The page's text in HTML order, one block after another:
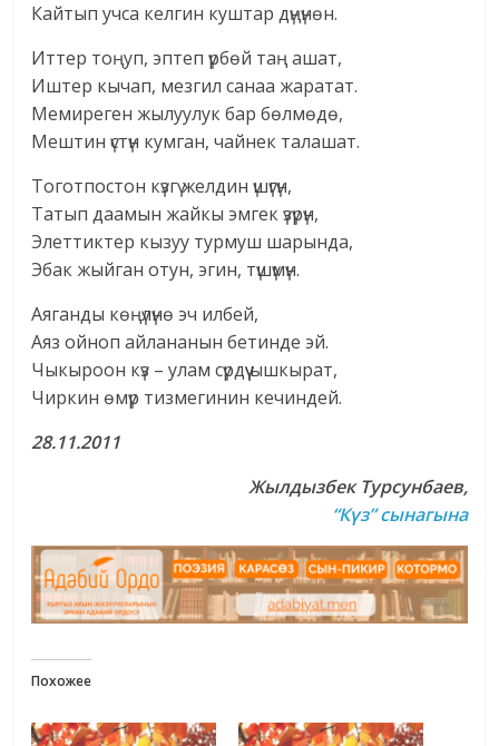
Кайтып учса келгин куштар дүңүнөн.
Иттер тоңуп, эптеп үрбөй таң ашат,
Иштер кычап, мезгил санаа жаратат.
Мемиреген жылуулук бар бөлмөдө,
Мештин үстүн кумган, чайнек талашат.
Тоготпостон күзгү желдин үшүгүн,
Татып даамын жайкы эмгек үзүрүн,
Элеттиктер кызуу турмуш шарында,
Эбак жыйган отун, эгин, түшүмүн.
Аяганды көңүлүнө эч илбей,
Аяз ойноп айлананын бетинде эй.
Чыкыроон күз – улам сүрдүү ышкырат,
Чиркин өмүр тизмегинин кечиндей.
28.11.2011
Жылдызбек Турсунбаев,
“Күз” сынагына
Похожее